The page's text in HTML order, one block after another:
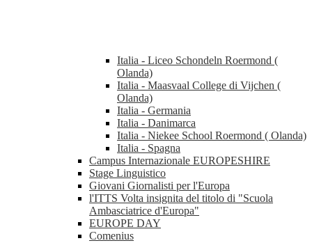
Italia - Liceo Schondeln Roermond (
Olanda)
Italia - Maasvaal College di Vijchen (
Olanda)
Italia - Germania
Italia - Danimarca
Italia - Niekee School Roermond ( Olanda)
Italia - Spagna
Campus Internazionale EUROPESHIRE
Stage Linguistico
Giovani Giornalisti per l'Europa
l'ITTS Volta insignita del titolo di "Scuola
Ambasciatrice d'Europa"
EUROPE DAY
Comenius